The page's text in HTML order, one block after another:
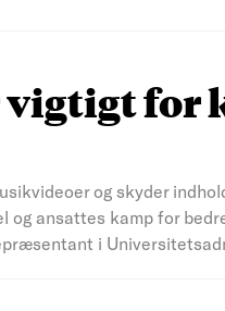
vigtigt for
og skyder
og ansattes kamp for
i